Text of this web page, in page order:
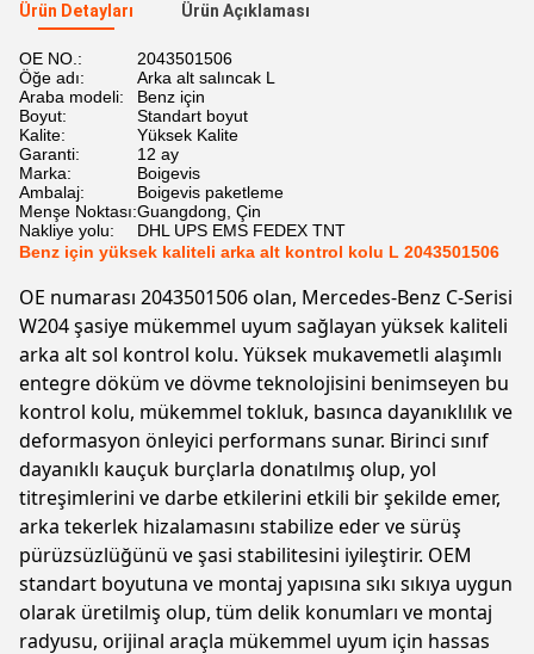
Ürün Detayları Ürün Açıklaması
OE NO.:
2043501506
Öğe adı:
Arka alt salıncak L
Araba modeli:
Benz için
Boyut:
Standart boyut
Kalite:
Yüksek Kalite
Garanti:
12 ay
Marka:
Boigevis
Ambalaj:
Boigevis paketleme
Menşe Noktası:Guangdong, Çin
Nakliye yolu:
DHL UPS EMS FEDEX TNT
Benz için yüksek kaliteli arka alt kontrol kolu L 2043501506
OE numarası 2043501506 olan, Mercedes-Benz C-Serisi
W204 şasiye mükemmel uyum sağlayan yüksek kaliteli
arka alt sol kontrol kolu. Yüksek mukavemetli alaşımlı
entegre döküm ve dövme teknolojisini benimseyen bu
kontrol kolu, mükemmel tokluk, basınca dayanıklılık ve
deformasyon önleyici performans sunar. Birinci sınıf
dayanıklı kauçuk burçlarla donatılmış olup, yol
titreşimlerini ve darbe etkilerini etkili bir şekilde emer,
arka tekerlek hizalamasını stabilize eder ve sürüş
pürüzsüzlüğünü ve şasi stabilitesini iyileştirir. OEM
standart boyutuna ve montaj yapısına sıkı sıkıya uygun
olarak üretilmiş olup, tüm delik konumları ve montaj
radyusu, orijinal araçla mükemmel uyum için hassas